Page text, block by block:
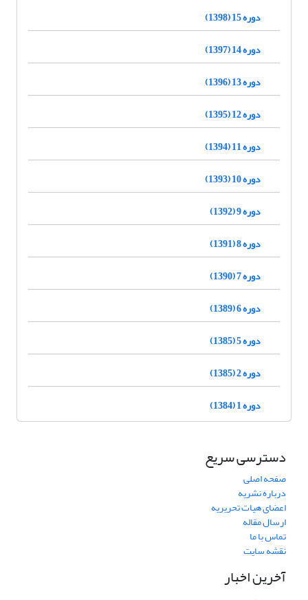
دوره 15 (1398)
دوره 14 (1397)
دوره 13 (1396)
دوره 12 (1395)
دوره 11 (1394)
دوره 10 (1393)
دوره 9 (1392)
دوره 8 (1391)
دوره 7 (1390)
دوره 6 (1389)
دوره 5 (1385)
دوره 2 (1385)
دوره 1 (1384)
دسترسی سریع
صفحه اصلی
درباره نشریه
اعضای هیات تحریریه
ارسال مقاله
تماس با ما
نقشه سایت
آخرین اخبار